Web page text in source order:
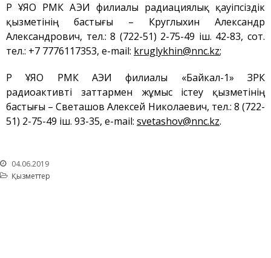
ҚР ҰЯО РМК АЭИ филиалы радиациялық қауіпсіздік
қызметінің бастығы – Круглыхин Александр
Александрович, тел.: 8 (722-51) 2-75-49 іш. 42-83, сот.
тел.: +7 7776117353, е-mail: kruglykhin@nnc.kz;
ҚР ҰЯО РМК АЭИ филиалы «Байкал-1» ЗРК
радиоактивті заттармен жұмыс істеу қызметінің
бастығы – Светашов Алексей Николаевич, тел.: 8 (722-
51) 2-75-49 іш. 93-35, e-mail: svetashov@nnc.kz.
04.06.2019
Қызметтер